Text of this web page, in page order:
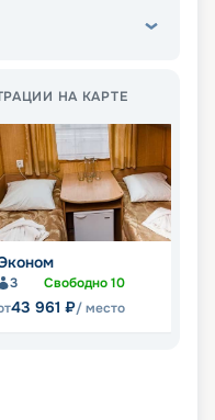
НА КАРТЕ
3 Свободно10
43 961 ₽/ место